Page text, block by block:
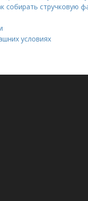
собирать стручковую
условиях